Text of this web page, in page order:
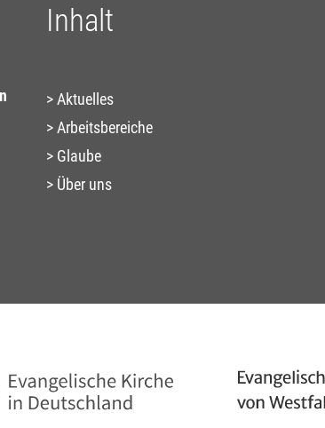
Inhalt
Aktuelles
Arbeitsbereiche
Glaube
Über uns